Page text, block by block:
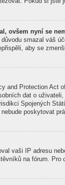
ovšem nyní se
smazal váš
aby se
and Protection Act
dat o
Spojených
poskytovat
vaši IP adresu
na fórum. Pro